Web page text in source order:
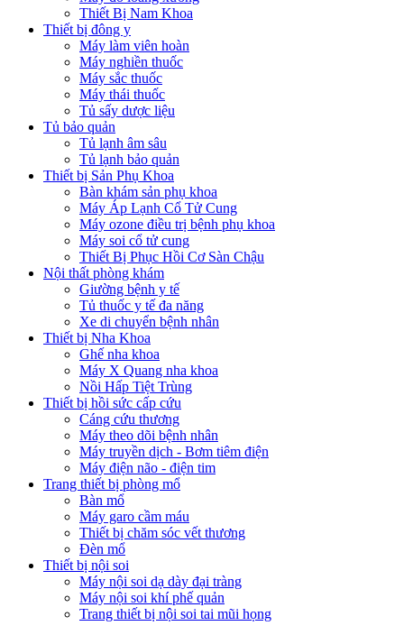
Thiết Bị Nam Khoa
Thiết bị đông y
Máy làm viên hoàn
Máy nghiền thuốc
Máy sắc thuốc
Máy thái thuốc
Tủ sấy dược liệu
Tủ bảo quản
Tủ lạnh âm sâu
Tủ lạnh bảo quản
Thiết bị Sản Phụ Khoa
Bàn khám sản phụ khoa
Máy Áp Lạnh Cổ Tử Cung
Máy ozone điều trị bệnh phụ khoa
Máy soi cổ tử cung
Thiết Bị Phục Hồi Cơ Sàn Chậu
Nội thất phòng khám
Giường bệnh y tế
Tủ thuốc y tế đa năng
Xe di chuyển bệnh nhân
Thiết bị Nha Khoa
Ghế nha khoa
Máy X Quang nha khoa
Nồi Hấp Tiệt Trùng
Thiết bị hồi sức cấp cứu
Cáng cứu thương
Máy theo dõi bệnh nhân
Máy truyền dịch - Bơm tiêm điện
Máy điện não - điện tim
Trang thiết bị phòng mổ
Bàn mổ
Máy garo cầm máu
Thiết bị chăm sóc vết thương
Đèn mổ
Thiết bị nội soi
Máy nội soi dạ dày đại tràng
Máy nội soi khí phế quản
Trang thiết bị nội soi tai mũi họng